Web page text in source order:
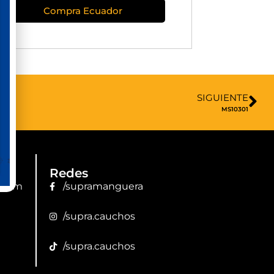
Compra Ecuador
SIGUIENTE
MS10301
Redes
/supramanguera
/supra.cauchos
/supra.cauchos